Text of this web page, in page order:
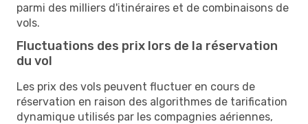
parmi des milliers d'itinéraires et de combinaisons de
vols.
Fluctuations des prix lors de la réservation
du vol
Les prix des vols peuvent fluctuer en cours de
réservation en raison des algorithmes de tarification
dynamique utilisés par les compagnies aériennes,